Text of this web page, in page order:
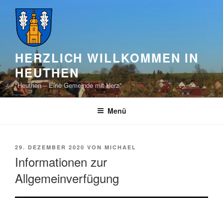
Inhalt
springen
HERZLICH WILLKOMMEN IN
HEUTHEN
"Heuthen – Eine Gemeinde mit Herz"
Menü
VERÖFFENTLICHT
29. DEZEMBER 2020 VON MICHAEL
Informationen zur
Allgemeinverfügung